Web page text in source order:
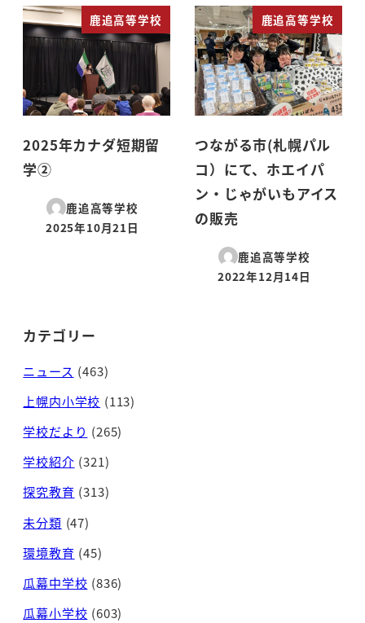
鹿追高等学校
2025年カナダ短期留
学②
鹿追高等学校
投稿日
2025年10月21日
鹿追高等学校
つながる市(札幌パル
コ）にて、ホエイパ
ン・じゃがいもアイス
の販売
鹿追高等学校
投稿日
2022年12月14日
カテゴリー
ニュース (463)
上幌内小学校 (113)
学校だより (265)
学校紹介 (321)
探究教育 (313)
未分類 (47)
環境教育 (45)
瓜幕中学校 (836)
瓜幕小学校 (603)